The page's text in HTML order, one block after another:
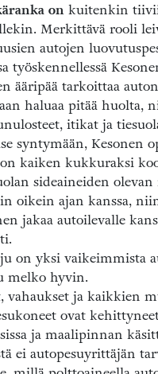
on kuitenkin
Merkittävä rooli
autojen
työskennellessä
ääripää tarkoittaa
haluaa pitää
itikat ja
syntymään, Kesonen
kaiken kukkuraksi
sideaineiden
oikein ajan kanssa,
jakaa autoilevalle
on yksi vaikeimmista
melko hyvin.
vahaukset ja kaikkien
ovat
ja maalipinnan
ei autopesuyrittäjän